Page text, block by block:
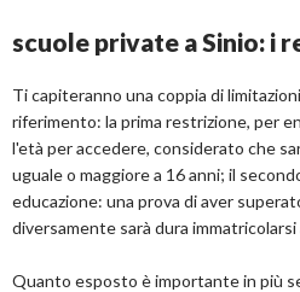
scuole private a Sinio: i
Ti capiteranno una coppia di
riferimento: la prima restrizione, per
l'età per accedere, considerato che
uguale o maggiore a 16 anni; il
educazione: una prova di aver
diversamente sarà dura
Quanto esposto è importante in più